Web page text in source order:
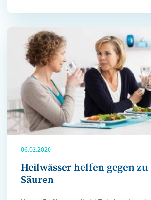
06.02.2020
Heilwässer helfen gegen zu
Säuren